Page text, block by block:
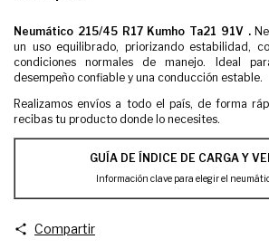
Neumático 215/45 R17 Kumho Ta21 91V .
un uso equilibrado, priorizando estabilidad,
condiciones normales de manejo. Ideal
desempeño confiable y una conducción estable.
Realizamos envíos a todo el país, de forma
recibas tu producto donde lo necesites.
GUÍA DE ÍNDICE DE CARGA Y
Información clave para elegir el
Compartir